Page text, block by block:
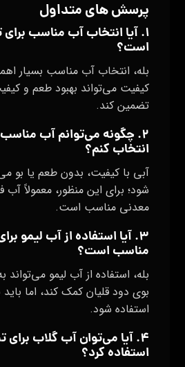
پرسش های متداول
۱. آیا انتخاب آب مناسب
است؟
بله، انتخاب آب مناسب بسیار
کیفیت می‌تواند بهبود طعم و
تضمین کند.
۲. چگونه می‌توانم آب مناسب
انتخاب کنم؟
آبی با کیفیت، بدون طعم یا بو
شود؛ برای این منظور، معمولاً آب
معدنی مناسب است.
۳. آیا استفاده از آب لیمو
مناسب است؟
بله، استفاده از آب لیمو
بوی دود قلیان کمک کند، اما
استفاده شود.
۴. آیا می‌توان آب گلاب برای
استفاده کرد؟